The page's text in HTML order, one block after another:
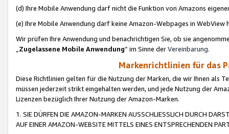
(d) Ihre Mobile Anwendung darf nicht die Funktion von Amazons
(e) Ihre Mobile Anwendung darf keine Amazon-Webpages in WebView
Wir prüfen Ihre Anwendung und benachrichtigen Sie, ob sie
„Zugelassene Mobile Anwendung“ im Sinne derVereinbarung.
Markenrichtlinien für das
Diese Richtlinien gelten für die Nutzung der Marken, die wir Ihnen als
müssen jederzeit strikt eingehalten werden, und jede Nutzung der
Lizenzen bezüglich Ihrer Nutzung der Amazon-Marken.
1. SIE DÜRFEN DIE AMAZON-MARKEN AUSSCHLIESSLICH DURCH
AUF EINER AMAZON-WEBSITE MITTELS EINES ENTSPRECHENDEN